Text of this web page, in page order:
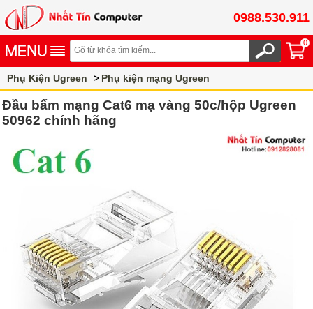
0988.530.911
0
Phụ Kiện Ugreen Phụ kiện mạng Ugreen
Đầu bấm mạng Cat6 mạ vàng 50c/hộp Ugreen
50962 chính hãng